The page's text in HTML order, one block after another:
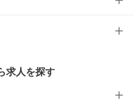
求人を探す